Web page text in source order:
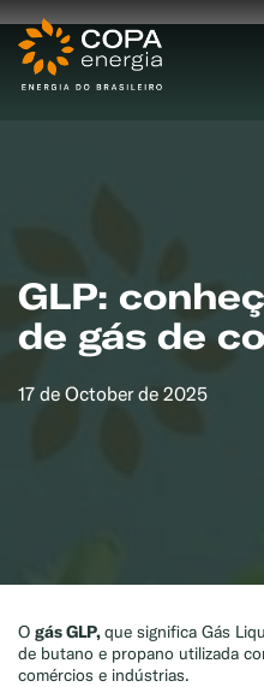
PEÇA GÁS
SEJA REVENDEDOR
MEDIÇÃO INDIVIDUALIZADA
GLP:
de gás de
17 de October de 2025
O gás GLP,que significa Gás
de butano e propano utilizada
comércios e indústrias.